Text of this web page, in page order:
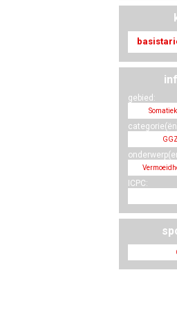
gebied:
ICPC: